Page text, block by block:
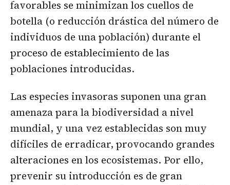
favorables se minimizan los cuellos de
botella (o reducción drástica del número de
individuos de una población) durante el
proceso de establecimiento de las
poblaciones introducidas.
Las especies invasoras suponen una gran
amenaza para la biodiversidad a nivel
mundial, y una vez establecidas son muy
difíciles de erradicar, provocando grandes
alteraciones en los ecosistemas. Por ello,
prevenir su introducción es de gran